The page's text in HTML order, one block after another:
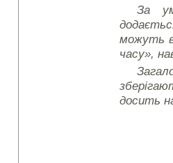
За
можуть
часу»,
досить